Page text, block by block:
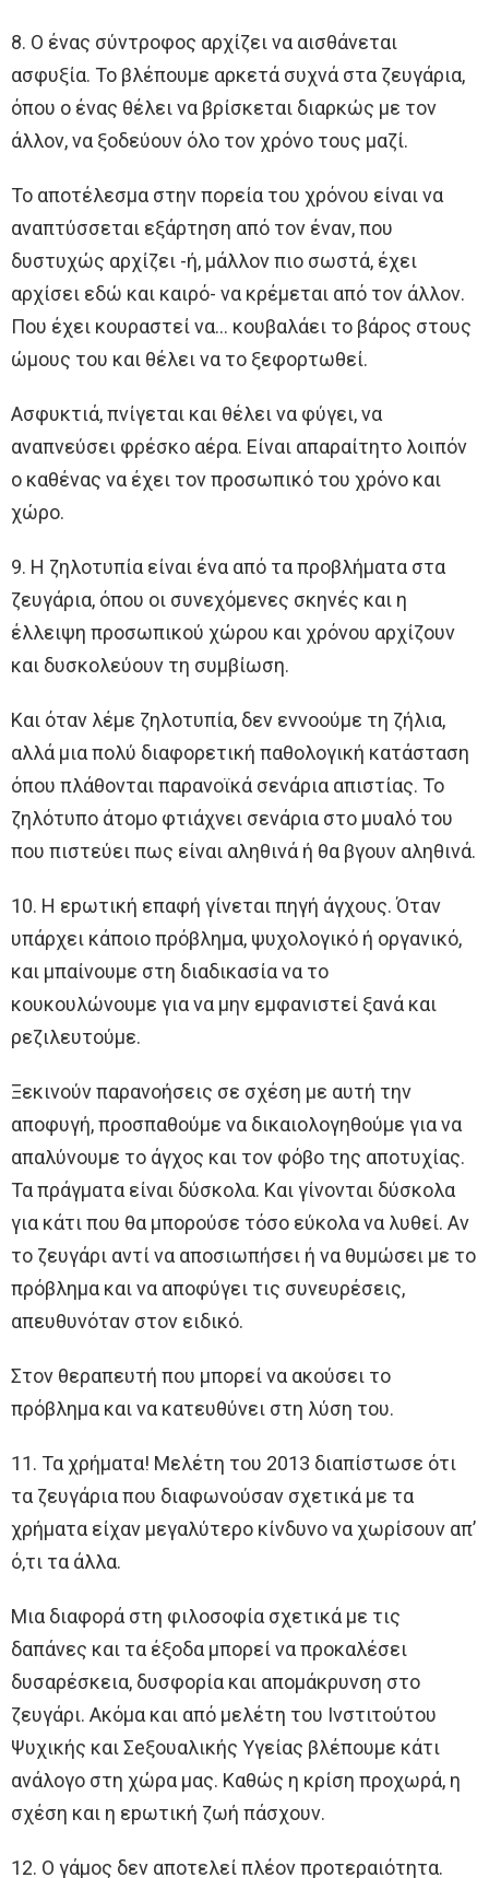
8. Ο ένας σύντροφος αρχίζει να αισθάνεται
ασφυξία. Το βλέπουμε αρκετά συχνά στα ζευγάρια,
όπου ο ένας θέλει να βρίσκεται διαρκώς με τον
άλλον, να ξοδεύουν όλο τον χρόνο τους μαζί.
Το αποτέλεσμα στην πορεία του χρόνου είναι να
αναπτύσσεται εξάρτηση από τον έναν, που
δυστυχώς αρχίζει -ή, μάλλον πιο σωστά, έχει
αρχίσει εδώ και καιρό- να κρέμεται από τον άλλον.
Που έχει κουραστεί να… κουβαλάει το βάρος στους
ώμους του και θέλει να το ξεφορτωθεί.
Ασφυκτιά, πνίγεται και θέλει να φύγει, να
αναπνεύσει φρέσκο αέρα. Είναι απαραίτητο λοιπόν
ο καθένας να έχει τον προσωπικό του χρόνο και
χώρο.
9. Η ζηλοτυπία είναι ένα από τα προβλήματα στα
ζευγάρια, όπου οι συνεχόμενες σκηνές και η
έλλειψη προσωπικού χώρου και χρόνου αρχίζουν
και δυσκολεύουν τη συμβίωση.
Και όταν λέμε ζηλοτυπία, δεν εννοούμε τη ζήλια,
αλλά μια πολύ διαφορετική παθολογική κατάσταση
όπου πλάθονται παρανοϊκά σενάρια απιστίας. Το
ζηλότυπο άτομο φτιάχνει σενάρια στο μυαλό του
που πιστεύει πως είναι αληθινά ή θα βγουν αληθινά.
10. Η εpωτική επαφή γίνεται πηγή άγχους. Όταν
υπάρχει κάποιο πρόβλημα, ψυχολογικό ή οργανικό,
και μπαίνουμε στη διαδικασία να το
κουκουλώνουμε για να μην εμφανιστεί ξανά και
ρεζιλευτούμε.
Ξεκινούν παρανοήσεις σε σχέση με αυτή την
αποφυγή, προσπαθούμε να δικαιολογηθούμε για να
απαλύνουμε το άγχος και τον φόβο της αποτυχίας.
Τα πράγματα είναι δύσκολα. Και γίνονται δύσκολα
για κάτι που θα μπορούσε τόσο εύκολα να λυθεί. Αν
το ζευγάρι αντί να αποσιωπήσει ή να θυμώσει με το
πρόβλημα και να αποφύγει τις συνευρέσεις,
απευθυνόταν στον ειδικό.
Στον θεραπευτή που μπορεί να ακούσει το
πρόβλημα και να κατευθύνει στη λύση του.
11. Τα χρήματα! Μελέτη του 2013 διαπίστωσε ότι
τα ζευγάρια που διαφωνούσαν σχετικά με τα
χρήματα είχαν μεγαλύτερο κίνδυνο να χωρίσουν απ’
ό,τι τα άλλα.
Μια διαφορά στη φιλοσοφία σχετικά με τις
δαπάνες και τα έξοδα μπορεί να προκαλέσει
δυσαρέσκεια, δυσφορία και απομάκρυνση στο
ζευγάρι. Ακόμα και από μελέτη του Ινστιτούτου
Ψυχικής και Σeξουαλικής Υγείας βλέπουμε κάτι
ανάλογο στη χώρα μας. Καθώς η κρίση προχωρά, η
σχέση και η εpωτική ζωή πάσχουν.
12. Ο γάμος δεν αποτελεί πλέον προτεραιότητα.